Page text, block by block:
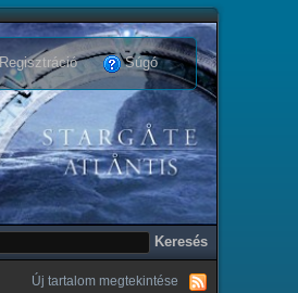
Regisztráció Súgó
Új tartalom megtekintése